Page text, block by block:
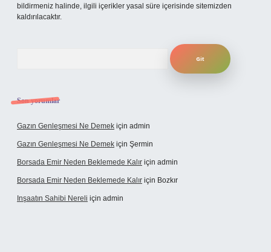
bildirmeniz halinde, ilgili içerikler yasal süre içerisinde sitemizden
kaldırılacaktır.
Son yorumlar
Gazın Genleşmesi Ne Demek için admin
Gazın Genleşmesi Ne Demek için Şermin
Borsada Emir Neden Beklemede Kalır için admin
Borsada Emir Neden Beklemede Kalır için Bozkır
Inşaatın Sahibi Nereli için admin